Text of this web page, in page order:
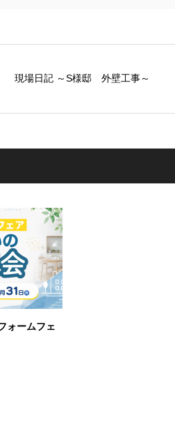
現場日記 ～S様邸 外壁工事～
ォームフェ